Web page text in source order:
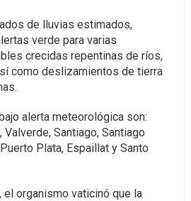
de lluvias estimados,
verde para varias
crecidas repentinas de ríos,
como deslizamientos de tierra
alerta meteorológica son:
Santiago, Santiago
Plata, Espaillat y Santo
el organismo vaticinó que la